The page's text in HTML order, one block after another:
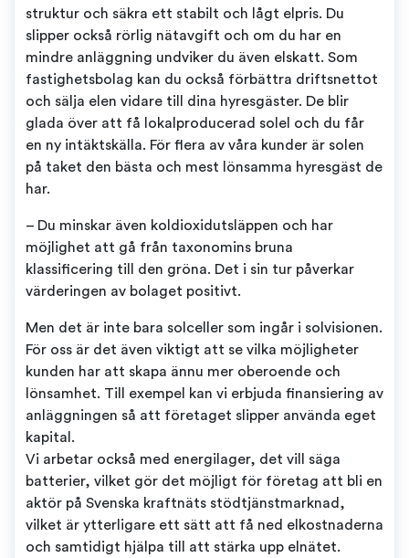
struktur och säkra ett stabilt och lågt elpris. Du
slipper också rörlig nätavgift och om du har en
mindre anläggning undviker du även elskatt. Som
fastighetsbolag kan du också förbättra driftsnettot
och sälja elen vidare till dina hyresgäster. De blir
glada över att få lokalproducerad solel och du får
en ny intäktskälla. För flera av våra kunder är solen
på taket den bästa och mest lönsamma hyresgäst de
har.
– Du minskar även koldioxidutsläppen och har
möjlighet att gå från taxonomins bruna
klassificering till den gröna. Det i sin tur påverkar
värderingen av bolaget positivt.
Men det är inte bara solceller som ingår i solvisionen.
För oss är det även viktigt att se vilka möjligheter
kunden har att skapa ännu mer oberoende och
lönsamhet. Till exempel kan vi erbjuda finansiering av
anläggningen så att företaget slipper använda eget
kapital.
Vi arbetar också med energilager, det vill säga
batterier, vilket gör det möjligt för företag att bli en
aktör på Svenska kraftnäts stödtjänstmarknad,
vilket är ytterligare ett sätt att få ned elkostnaderna
och samtidigt hjälpa till att stärka upp elnätet.